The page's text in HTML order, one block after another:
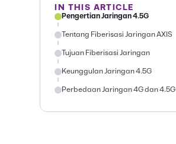
IN THIS ARTICLE
Pengertian Jaringan 4.5G
Tentang Fiberisasi Jaringan AXIS
Tujuan Fiberisasi Jaringan
Keunggulan Jaringan 4.5G
Perbedaan Jaringan 4G dan 4.5G